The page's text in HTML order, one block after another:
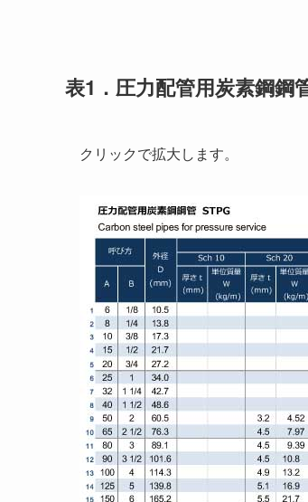
表1．圧力配管用炭素鋼鋼
クリックで拡大します。